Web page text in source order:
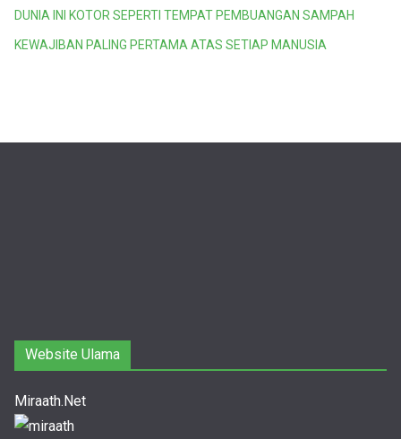
DUNIA INI KOTOR SEPERTI TEMPAT PEMBUANGAN SAMPAH
KEWAJIBAN PALING PERTAMA ATAS SETIAP MANUSIA
Website Ulama
Miraath.Net